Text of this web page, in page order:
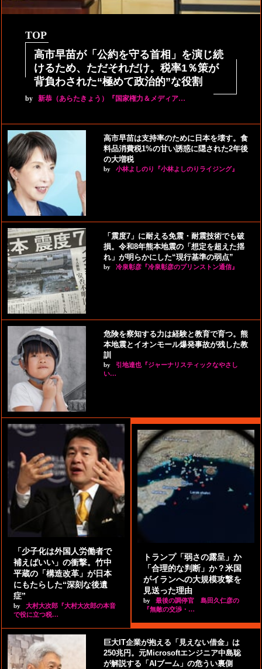
TOP
高市早苗が「公約を守る首相」を演じ続
けるため、ただそれだけ。税率1％策が
背負わされた“極めて政治的”な役割
by 新恭（あらたきょう）『国家権力＆メディア…
高市早苗は支持率のために日本を壊す。食
料品消費税1%の甘い誘惑に隠された2年後
の大増税
by 小林よしのり『小林よしのりライジング』
「震度7」に耐える免震・耐震技術でも破
損。令和8年熊本地震の「想定を超えた揺
れ」が明らかにした“現行基準の弱点”
by 冷泉彰彦『冷泉彰彦のプリンストン通信』
危険を察知する力は経験と教育で育つ。熊
本地震とイオンモール爆発事故が残した教
訓
by
引地達也『ジャーナリスティックなやさし
い…
「少子化は外国人労働者で
補えばいい」の衝撃。竹中
平蔵の「構造改革」が日本
にもたらした“深刻な後遺
症”
by
大村大次郎『大村大次郎の本音
で役に立つ税…
トランプ「弱さの露呈」か
「合理的な判断」か？米国
がイランへの大規模攻撃を
見送った理由
by
最後の調停官 島田久仁彦の
『無敵の交渉・…
巨大IT企業が抱える「見えない借金」は
250兆円。元Microsoftエンジニア中島聡
が解説する「AIブーム」の危うい裏側